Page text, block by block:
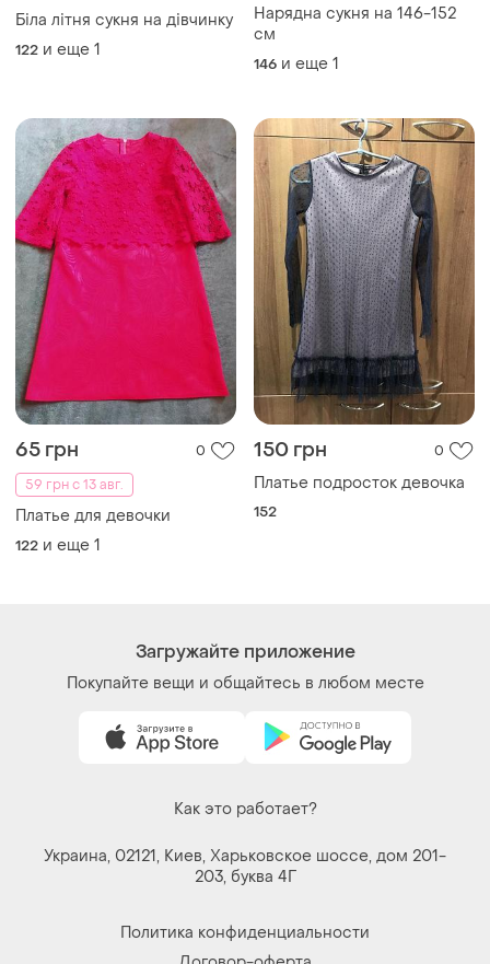
Біла літня сукня на дівчинку
122 и еще 1
Нарядна сукня на 146-152
см
146 и еще 1
65 грн
0
59 грн с 13 авг.
Платье для девочки
122 и еще 1
150 грн 0
Платье подросток девочка
152
Загружайте приложение
Покупайте вещи и общайтесь в любом месте
Как это работает?
Украина, 02121, Киев, Харьковское шоссе, дом 201-
203, буква 4Г
Политика конфиденциальности